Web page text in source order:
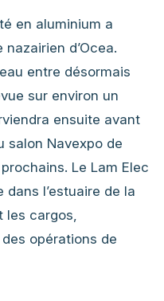
en aluminium a
d’Ocea.
entre désormais
sur environ un
ensuite avant
salon Navexpo de
Le Lam Elec
l’estuaire de la
les cargos,
opérations de